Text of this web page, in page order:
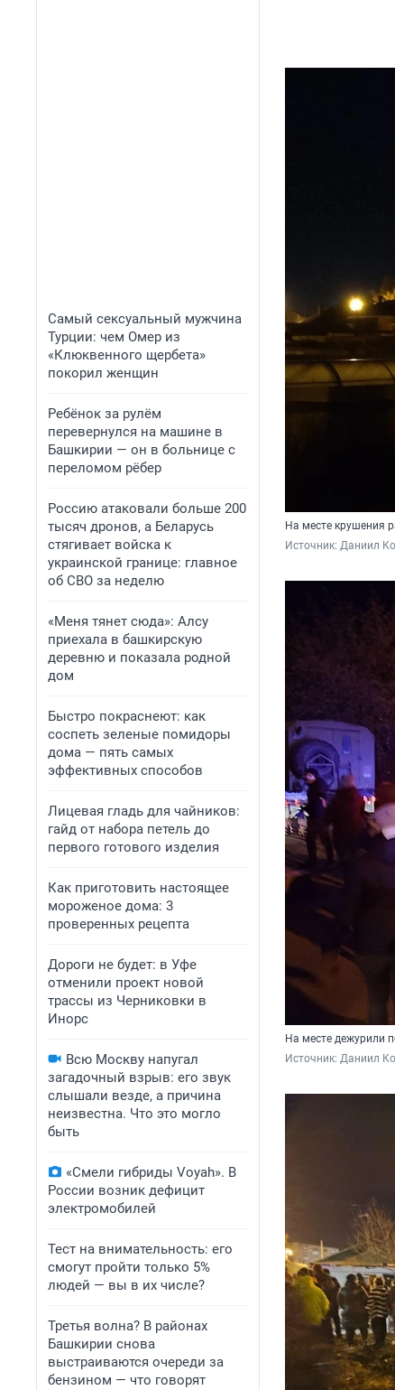
Самый сексуальный мужчина
Турции: чем Омер из
«Клюквенного щербета»
покорил женщин
Ребёнок за рулём
перевернулся на машине в
Башкирии — он в больнице с
переломом рёбер
Россию атаковали больше 200
тысяч дронов, а Беларусь
стягивает войска к
украинской границе: главное
об СВО за неделю
«Меня тянет сюда»: Алсу
приехала в башкирскую
деревню и показала родной
дом
Быстро покраснеют: как
соспеть зеленые помидоры
дома — пять самых
эффективных способов
Лицевая гладь для чайников:
гайд от набора петель до
первого готового изделия
Как приготовить настоящее
мороженое дома: 3
проверенных рецепта
Дороги не будет: в Уфе
отменили проект новой
трассы из Черниковки в
Инорс
Всю Москву напугал
загадочный взрыв: его звук
слышали везде, а причина
неизвестна. Что это могло
быть
«Смели гибриды Voyah». В
России возник дефицит
электромобилей
Тест на внимательность: его
смогут пройти только 5%
людей — вы в их числе?
Третья волна? В районах
Башкирии снова
выстраиваются очереди за
бензином — что говорят
На месте крушения
Источник: Даниил
На месте дежурили
Источник: Даниил